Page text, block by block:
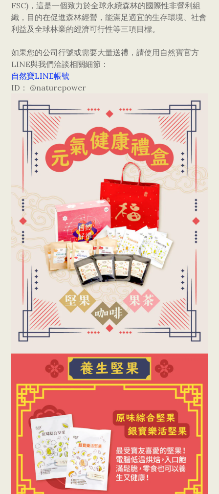
FSC)，這是一個致力於全球永續森林的國際性非營利組
織，目的在促進森林經營，能滿足適宜的生存環境、社會
利益及全球林業的經濟可行性等三項目標。
如果您的公司行號或需要大量送禮，請使用自然寶官方
LINE與我們洽談相關細節：
自然寶LINE帳號
ID： @naturepower